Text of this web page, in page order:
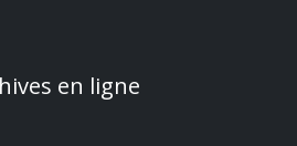
en ligne